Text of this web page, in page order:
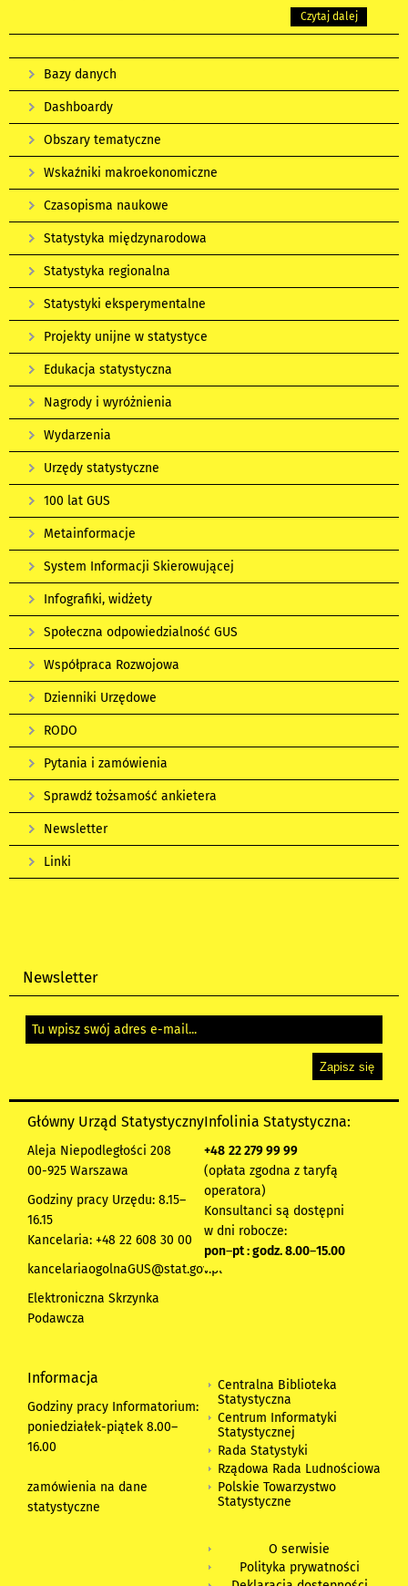
Czytaj dalej
Bazy danych
Dashboardy
Obszary tematyczne
Wskaźniki makroekonomiczne
Czasopisma naukowe
Statystyka międzynarodowa
Statystyka regionalna
Statystyki eksperymentalne
Projekty unijne w statystyce
Edukacja statystyczna
Nagrody i wyróżnienia
Wydarzenia
Urzędy statystyczne
100 lat GUS
Metainformacje
System Informacji Skierowującej
Infografiki, widżety
Społeczna odpowiedzialność GUS
Współpraca Rozwojowa
Dzienniki Urzędowe
RODO
Pytania i zamówienia
Sprawdź tożsamość ankietera
Newsletter
Linki
Newsletter
Główny Urząd Statystyczny
Aleja Niepodległości 208
00-925 Warszawa
Godziny pracy Urzędu: 8.15–
16.15
Kancelaria: +48 22 608 30 00
kancelariaogolnaGUS@stat.gov.pl
Elektroniczna Skrzynka
Podawcza
Infolinia Statystyczna:
+48 22 279 99 99
(opłata zgodna z taryfą
operatora)
Konsultanci są dostępni
w dni robocze:
pon–pt : godz. 8.00–15.00
Informacja
Godziny pracy Informatorium:
poniedziałek-piątek 8.00–
16.00
zamówienia na dane
statystyczne
Centralna Biblioteka
Statystyczna
Centrum Informatyki
Statystycznej
Rada Statystyki
Rządowa Rada Ludnościowa
Polskie Towarzystwo
Statystyczne
O serwisie
Polityka prywatności